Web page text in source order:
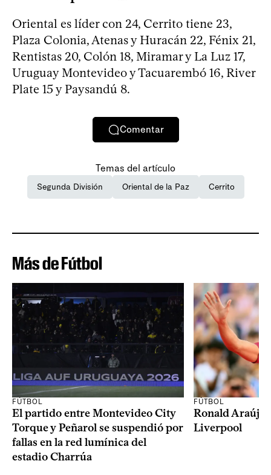
Oriental es líder con 24, Cerrito tiene 23,
Plaza Colonia, Atenas y Huracán 22, Fénix 21,
Rentistas 20, Colón 18, Miramar y La Luz 17,
Uruguay Montevideo y Tacuarembó 16, River
Plate 15 y Paysandú 8.
Comentar
Temas del artículo
Segunda División Oriental de la Paz Cerrito
Más de Fútbol
FÚTBOL
El partido entre Montevideo City
Torque y Peñarol se suspendió por
fallas en la red lumínica del
estadio Charrúa
FÚTBOL
Ronald Araújo
Liverpool